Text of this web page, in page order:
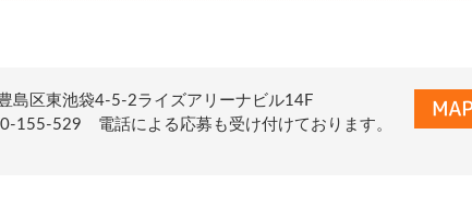
島区東池袋4-5-2ライズアリーナビル14F
155-529 電話による応募も受け付けております。